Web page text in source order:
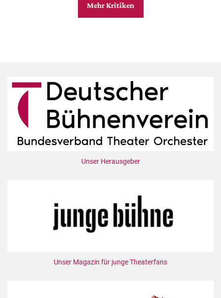
Mehr Kritiken
Unser Herausgeber
Unser Magazin für junge Theaterfans